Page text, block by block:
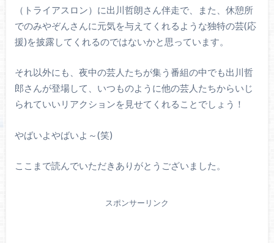
（トライアスロン）に出川哲朗さん伴走で、また、休憩所
でのみやぞんさんに元気を与えてくれるような独特の芸(応
援)を披露してくれるのではないかと思っています。
それ以外にも、夜中の芸人たちが集う番組の中でも出川哲
郎さんが登場して、いつものように他の芸人たちからいじ
られていいリアクションを見せてくれることでしょう！
やばいよやばいよ～(笑)
ここまで読んでいただきありがとうございました。
スポンサーリンク